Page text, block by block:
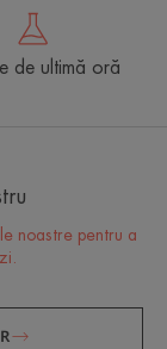
de ultimă oră
noastre pentru a